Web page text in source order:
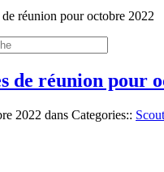
de réunion pour octobre 2022
de réunion pour
2022 dans Categories::